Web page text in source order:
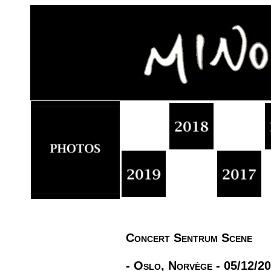
Concert Sentrum Scene
- Oslo, Norvège - 05/12/